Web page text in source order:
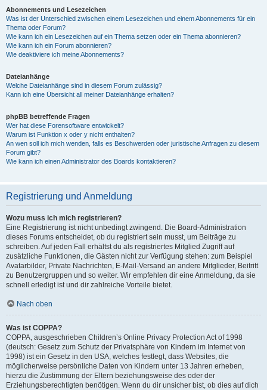
Abonnements und Lesezeichen
Was ist der Unterschied zwischen einem Lesezeichen und einem Abonnements für ein
Thema oder Forum?
Wie kann ich ein Lesezeichen auf ein Thema setzen oder ein Thema abonnieren?
Wie kann ich ein Forum abonnieren?
Wie deaktiviere ich meine Abonnements?
Dateianhänge
Welche Dateianhänge sind in diesem Forum zulässig?
Kann ich eine Übersicht all meiner Dateianhänge erhalten?
phpBB betreffende Fragen
Wer hat diese Forensoftware entwickelt?
Warum ist Funktion x oder y nicht enthalten?
An wen soll ich mich wenden, falls es Beschwerden oder juristische Anfragen zu diesem
Forum gibt?
Wie kann ich einen Administrator des Boards kontaktieren?
Registrierung und Anmeldung
Wozu muss ich mich registrieren?
Eine Registrierung ist nicht unbedingt zwingend. Die Board-Administration
dieses Forums entscheidet, ob du registriert sein musst, um Beiträge zu
schreiben. Auf jeden Fall erhältst du als registriertes Mitglied Zugriff auf
zusätzliche Funktionen, die Gästen nicht zur Verfügung stehen: zum Beispiel
Avatarbilder, Private Nachrichten, E-Mail-Versand an andere Mitglieder, Beitritt
zu Benutzergruppen und so weiter. Wir empfehlen dir eine Anmeldung, da sie
schnell erledigt ist und dir zahlreiche Vorteile bietet.
Nach oben
Was ist COPPA?
COPPA, ausgeschrieben Children’s Online Privacy Protection Act of 1998
(deutsch: Gesetz zum Schutz der Privatsphäre von Kindern im Internet von
1998) ist ein Gesetz in den USA, welches festlegt, dass Websites, die
möglicherweise persönliche Daten von Kindern unter 13 Jahren erheben,
hierzu die Zustimmung der Eltern beziehungsweise des oder der
Erziehungsberechtigten benötigen. Wenn du dir unsicher bist, ob dies auf dich